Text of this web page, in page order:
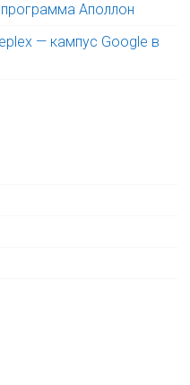
Аполлон
— кампус Google в